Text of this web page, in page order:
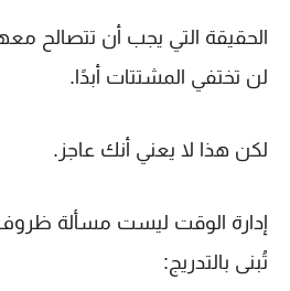
الحقيقة التي يجب أن تتصالح
لن تختفي المشتتات أبدًا.
لكن هذا لا يعني أنك عاجز.
إدارة الوقت ليست مسألة ظروف
تُبنى بالتدريج: